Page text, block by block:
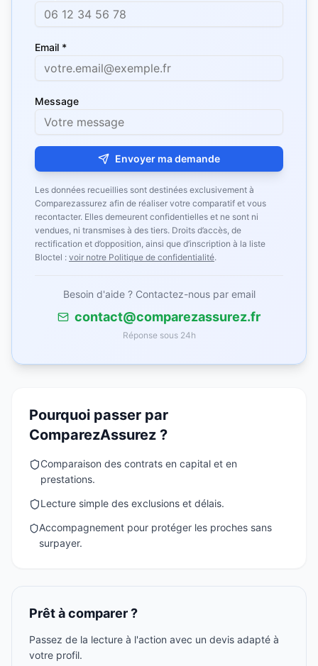
Email *
Message
Envoyer ma demande
Les données recueillies sont destinées exclusivement à
Comparezassurez afin de réaliser votre comparatif et vous
recontacter. Elles demeurent confidentielles et ne sont ni
vendues, ni transmises à des tiers. Droits d’accès, de
rectification et d’opposition, ainsi que d’inscription à la liste
Bloctel : voir notre Politique de confidentialité.
Besoin d'aide ? Contactez-nous par email
contact@comparezassurez.fr
Réponse sous 24h
Pourquoi passer par
ComparezAssurez ?
Comparaison des contrats en capital et en
prestations.
Lecture simple des exclusions et délais.
Accompagnement pour protéger les proches sans
surpayer.
Prêt à comparer ?
Passez de la lecture à l'action avec un devis adapté à
votre profil.